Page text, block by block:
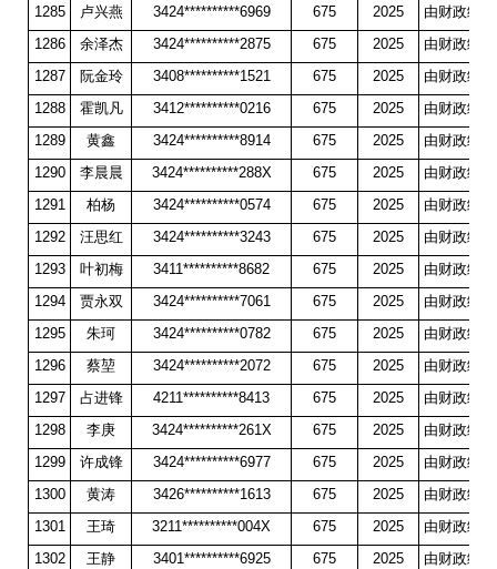
1285 卢兴燕 3424**********6969 675 2025
由财政统
1286
余泽杰 3424**********2875 675 2025
由财政统
1287
阮金玲 3408**********1521 675 2025
由财政统
1288
霍凯凡 3412**********0216 675 2025
由财政统
1289
黄鑫 3424**********8914 675 2025
由财政统
1290
李晨晨 3424**********288X 675 2025
由财政统
1291
柏杨 3424**********0574 675 2025
由财政统
1292
汪思红 3424**********3243 675 2025
由财政统
1293
叶初梅 3411**********8682 675 2025
由财政统
1294
贾永双 3424**********7061 675 2025
由财政统
1295
朱珂 3424**********0782 675 2025
由财政统
1296
蔡堃 3424**********2072 675 2025
由财政统
1297
占进锋 4211**********8413 675 2025
由财政统
1298
李庚 3424**********261X 675 2025
由财政统
1299
许成锋 3424**********6977 675 2025
由财政统
1300
黄涛 3426**********1613 675 2025
由财政统
1301
王琦 3211**********004X 675 2025
由财政统
1302
王静 3401**********6925 675 2025
由财政统